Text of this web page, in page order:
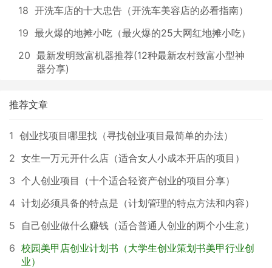
18 开洗车店的十大忠告（开洗车美容店的必看指南）
19 最火爆的地摊小吃（最火爆的25大网红地摊小吃）
20 最新发明致富机器推荐(12种最新农村致富小型神
器分享)
推荐文章
1 创业找项目哪里找（寻找创业项目最简单的办法）
2 女生一万元开什么店（适合女人小成本开店的项目）
3 个人创业项目（十个适合轻资产创业的项目分享）
4 计划必须具备的特点是（计划管理的特点方法和内容）
5
自己创业做什么赚钱（适合普通人创业的两个小生意）
6 校园美甲店创业计划书（大学生创业策划书美甲行业创
业）